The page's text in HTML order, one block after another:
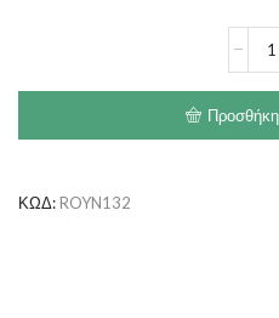
CANIN
ΚΩΔ: ROYN132